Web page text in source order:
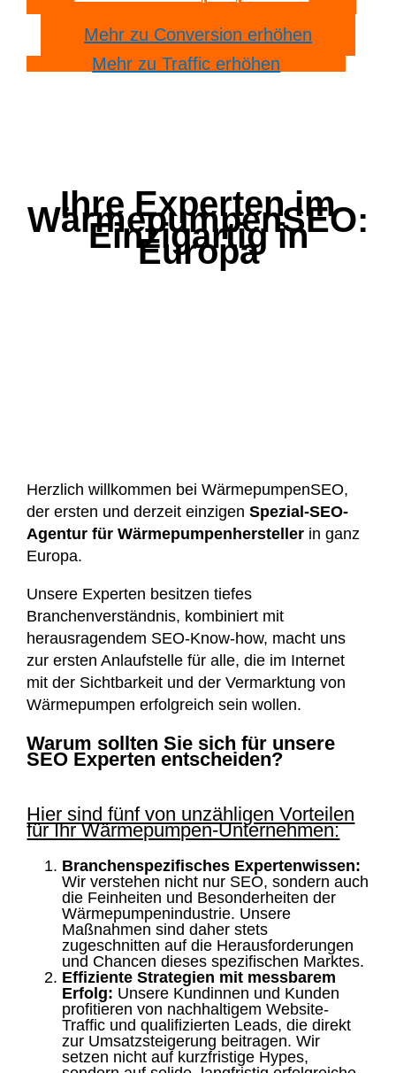
Mehr zu Conversion erhöhen
Mehr zu Traffic erhöhen
Ihre Experten im
WärmepumpenSEO:
Einzigartig in
Europa
Herzlich willkommen bei WärmepumpenSEO,
der ersten und derzeit einzigenSpezial-SEO-
Agentur für Wärmepumpenhersteller in ganz
Europa.
Unsere Experten besitzen tiefes
Branchenverständnis, kombiniert mit
herausragendem SEO-Know-how, macht uns
zur ersten Anlaufstelle für alle, die im Internet
mit der Sichtbarkeit und der Vermarktung von
Wärmepumpen erfolgreich sein wollen.
Warum sollten Sie sich für unsere
SEO Experten entscheiden?
Hier sind fünf von unzähligen Vorteilen
für Ihr Wärmepumpen-Unternehmen:
Branchenspezifisches Expertenwissen:
Wir verstehen nicht nur SEO, sondern auch
die Feinheiten und Besonderheiten der
Wärmepumpenindustrie. Unsere
Maßnahmen sind daher stets
zugeschnitten auf die Herausforderungen
und Chancen dieses spezifischen Marktes.
Effiziente Strategien mit messbarem
Erfolg: Unsere Kundinnen und Kunden
profitieren von nachhaltigem Website-
Traffic und qualifizierten Leads, die direkt
zur Umsatzsteigerung beitragen. Wir
setzen nicht auf kurzfristige Hypes,